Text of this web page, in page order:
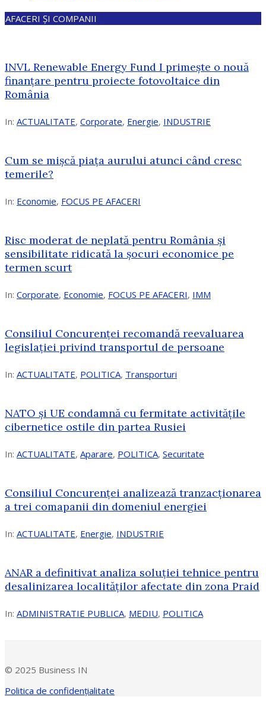
AFACERI ȘI COMPANII
INVL Renewable Energy Fund I primește o nouă
finanțare pentru proiecte fotovoltaice din
România
In: ACTUALITATE, Corporate, Energie, INDUSTRIE
Cum se mișcă piața aurului atunci când cresc
temerile?
In: Economie, FOCUS PE AFACERI
Risc moderat de neplată pentru România și
sensibilitate ridicată la șocuri economice pe
termen scurt
In: Corporate, Economie, FOCUS PE AFACERI, IMM
Consiliul Concurenței recomandă reevaluarea
legislației privind transportul de persoane
In: ACTUALITATE, POLITICA, Transporturi
NATO și UE condamnă cu fermitate activitățile
cibernetice ostile din partea Rusiei
In: ACTUALITATE, Aparare, POLITICA, Securitate
Consiliul Concurenţei analizează tranzacționarea
a trei comapanii din domeniul energiei
In: ACTUALITATE, Energie, INDUSTRIE
ANAR a definitivat analiza soluției tehnice pentru
desalinizarea localităților afectate din zona Praid
In: ADMINISTRATIE PUBLICA, MEDIU, POLITICA
© 2025 Business IN
Politica de confidențialitate